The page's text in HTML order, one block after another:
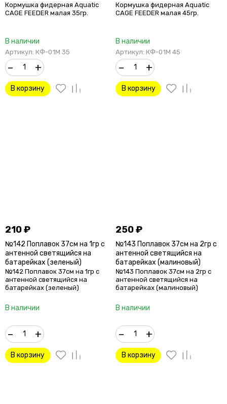
Кормушка фидерная Aquatic
CAGE FEEDER малая 35гр.
В наличии
Артикул: КФ-01М 35
– +
В корзину
Кормушка фидерная Aquatic
CAGE FEEDER малая 45гр.
В наличии
Артикул: КФ-01М 45
– +
В корзину
210₽
№142 Поплавок 37см на 1гр с
антенной светящийся на
батарейках (зеленый)
№142 Поплавок 37см на 1гр с
антенной светящийся на
батарейках (зеленый)
В наличии
– +
В корзину
250₽
№143 Поплавок 37см на 2гр с
антенной светящийся на
батарейках (малиновый)
№143 Поплавок 37см на 2гр с
антенной светящийся на
батарейках (малиновый)
В наличии
– +
В корзину